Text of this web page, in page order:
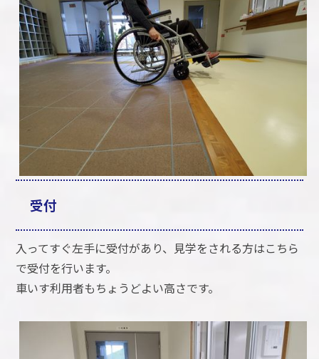
受付
入ってすぐ左手に受付があり、見学をされる方はこちら
で受付を行います。
車いす利用者もちょうどよい高さです。